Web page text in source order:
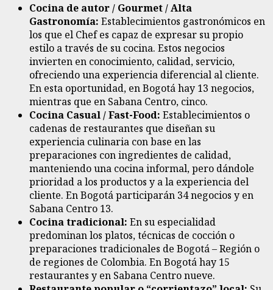
Cocina de autor / Gourmet / Alta
Gastronomía: Establecimientos gastronómicos en
los que el Chef es capaz de expresar su propio
estilo a través de su cocina. Estos negocios
invierten en conocimiento, calidad, servicio,
ofreciendo una experiencia diferencial al cliente.
En esta oportunidad, en Bogotá hay 13 negocios,
mientras que en Sabana Centro, cinco.
Cocina Casual / Fast-Food: Establecimientos o
cadenas de restaurantes que diseñan su
experiencia culinaria con base en las
preparaciones con ingredientes de calidad,
manteniendo una cocina informal, pero dándole
prioridad a los productos y a la experiencia del
cliente. En Bogotá participarán 34 negocios y en
Sabana Centro 13.
Cocina tradicional: En su especialidad
predominan los platos, técnicas de cocción o
preparaciones tradicionales de Bogotá – Región o
de regiones de Colombia. En Bogotá hay 15
restaurantes y en Sabana Centro nueve.